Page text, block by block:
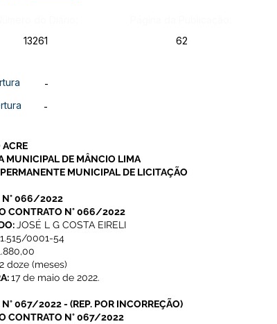
13261
62
-
-
ACRE
MUNICIPAL DE MÂNCIO LIMA
MUNICIPAL DE LICITAÇÃO
N° 066/2022
CONTRATO N° 066/2022
JOSÉ L G COSTA EIRELI
0001-54
doze (meses)
17 de maio de 2022.
N° 067/2022- (REP. POR INCORREÇÃO)
CONTRATO N° 067/2022